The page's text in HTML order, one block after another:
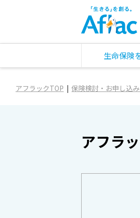
生命保険
アフラックTOP 保険検討・お申し込
アフラ